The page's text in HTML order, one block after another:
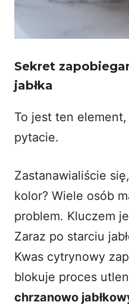
Sekret
jabłka
To jest ten
pytacie.
Zastanawialiście
kolor? Wiele osób
problem. Kluczem
Zaraz po starciu
Kwas cytrynowy
blokuje proces
chrzanowo